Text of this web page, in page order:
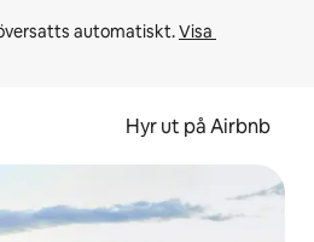
automatiskt. Visa
Hyr ut på Airbnb